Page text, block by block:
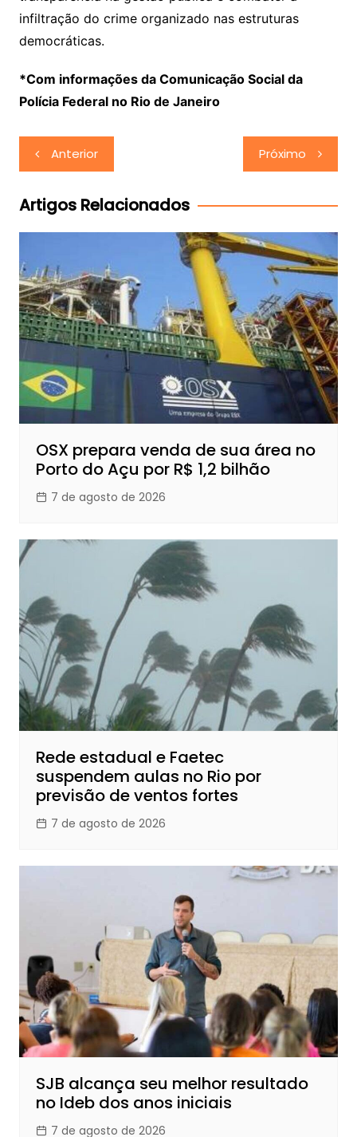
infiltração do crime organizado nas estruturas
democráticas.
*Com informações da Comunicação Social da
Polícia Federal no Rio de Janeiro
Navegação
de
Post
Anterior Próximo
Artigos Relacionados
OSX prepara venda de sua área no
Porto do Açu por R$ 1,2 bilhão
7 de agosto de 2026
Rede estadual e Faetec
suspendem aulas no Rio por
previsão de ventos fortes
7 de agosto de 2026
SJB alcança seu melhor resultado
no Ideb dos anos iniciais
7 de agosto de 2026